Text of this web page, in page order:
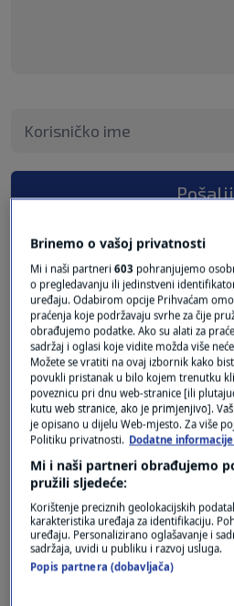
Pošalji
Oglas
Brinemo o vašoj privatnosti
Mi i naši partneri603 pohranjujemo
o pregledavanju ili jedinstveni
uređaju. Odabirom opcije Prihvaćam
praćenja koje podržavaju svrhe za čije
obrađujemo podatke. Ako su alati za
sadržaj i oglasi koje vidite možda više
Možete se vratiti na ovaj izbornik kako
povukli pristanak u bilo kojem trenutku
poveznicu pri dnu web-stranice [ili
kutu web stranice, ako je primjenjivo].
je opisano u dijelu Web-mjesto. Za više
Politiku privatnosti. Dodatne
Mi i naši partneri obrađujemo
pružili sljedeće:
Korištenje preciznih geolokacijskih
karakteristika uređaja za identifikaciju.
uređaju. Personalizirano oglašavanje i
sadržaja, uvidi u publiku i razvoj usluga.
Popis partnera (dobavljača)